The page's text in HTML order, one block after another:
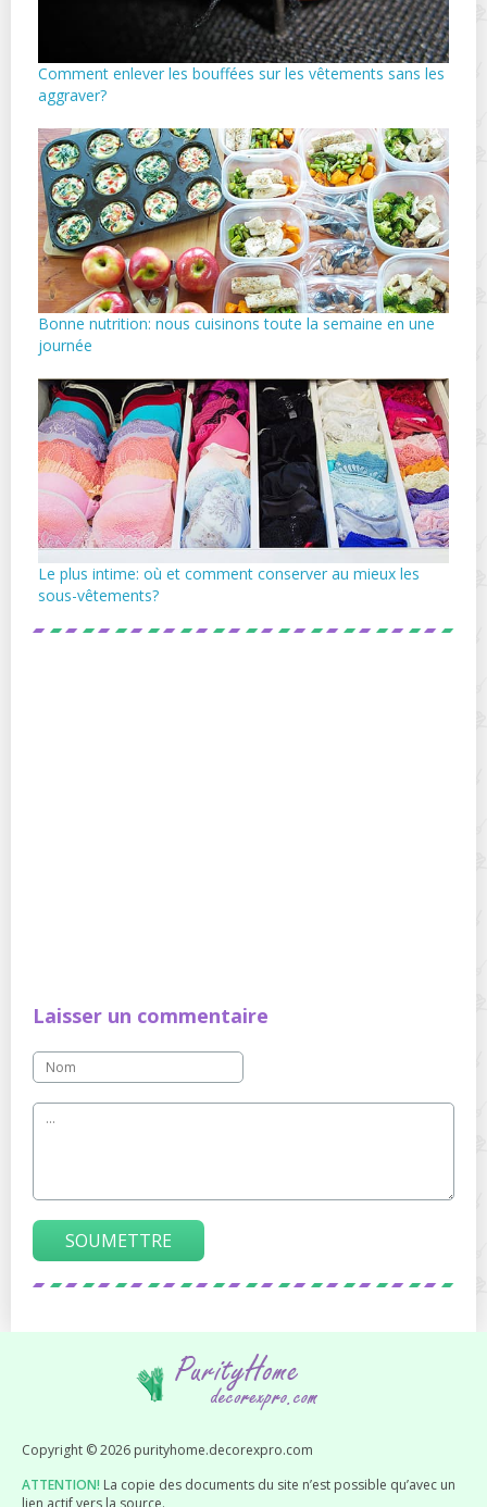
Comment enlever les bouffées sur les vêtements sans les
aggraver?
Bonne nutrition: nous cuisinons toute la semaine en une
journée
Le plus intime: où et comment conserver au mieux les
sous-vêtements?
Laisser un commentaire
SOUMETTRE
Copyright © 2026 purityhome.decorexpro.com
ATTENTION! La copie des documents du site n’est possible qu’avec un